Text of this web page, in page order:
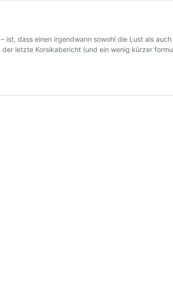
dass einen irgendwann sowohl die Lust als
letzte Korsikabericht (und ein wenig kürzer